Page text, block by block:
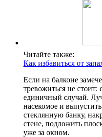
Читайте также:
Как избавиться от
Если на балконе
тревожиться не стоит:
единичный случай.
насекомое и
стеклянную банку,
стене, подложить
уже за окном.